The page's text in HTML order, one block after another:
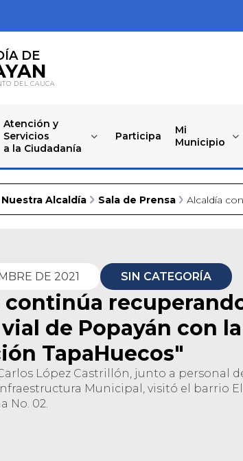
DE
DEL CAUCA
Atención y
Servicios
a la Ciudadanía
Participa
Mi
Municipio
Nuestra Alcaldía Sala de Prensa Alcaldía
DE 2021 SIN CATEGORÍA
continúa
de Popayán con la
TapaHuecos"
López Castrillón, junto a personal
Municipal, visitó el barrio El
No. 02.